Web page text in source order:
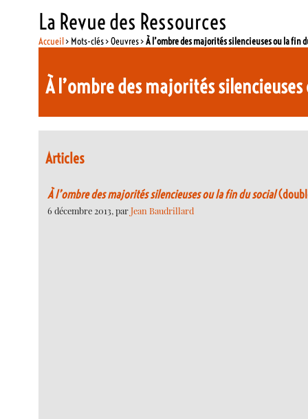
La Revue des Ressources
Accueil> Mots-clés > Oeuvres >À l’ombre des majorités silencieuses ou la fin
À l’ombre des majorités
Articles
À l’ombre des majorités silencieuses ou la fin du social
6 décembre 2013, parJean Baudrillard